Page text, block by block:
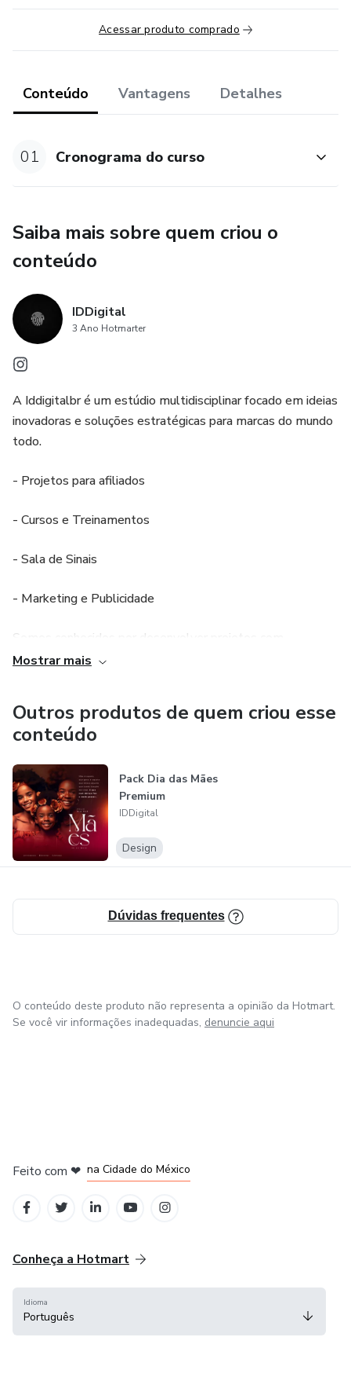
Acessar produto comprado
Conteúdo Vantagens Detalhes
01 Cronograma do curso
Saiba mais sobre quem criou o
conteúdo
IDDigital
3 Ano Hotmarter
A Iddigitalbr é um estúdio multidisciplinar focado em ideias
inovadoras e soluções estratégicas para marcas do mundo
todo.
- Projetos para afiliados
- Cursos e Treinamentos
- Sala de Sinais
- Marketing e Publicidade
Somos conhecidos por desenvolver projetos com
resultados de alta performance. Nosso QG foi fundado em
acordo com o perfil e os objetivos de cada cliente. Somos
um time jovem que tem como premissa ajudar as marcas a
construírem o seu legado, sempre com excelência,
criatividade e estratégia.
Mostrar mais
Outros produtos de quem criou esse
conteúdo
Pack Dia das Mães
Premium
IDDigital
Design
Dúvidas frequentes
O conteúdo deste produto não representa a opinião da Hotmart.
Se você vir informações inadequadas, denuncie aqui
Feito com ❤ na Cidade do México
Conheça a Hotmart
Idioma
Português